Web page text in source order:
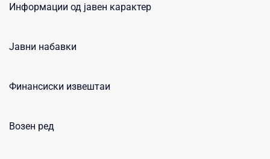
Информации од јавен карактер
Јавни набавки
Финансиски извештаи
Возен ред